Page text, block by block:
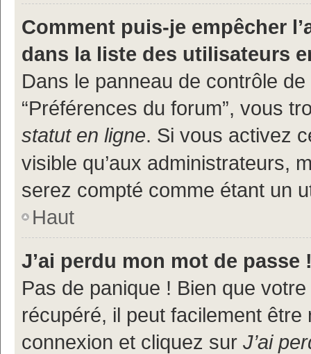
Comment puis-je empêcher
dans la liste des utilisateurs
Dans le panneau de contrôle
“Préférences du forum”, vous
statut en ligne. Si vous activez
visible qu’aux administrateurs,
serez compté comme étant un
Haut
J’ai perdu mon mot de passe
Pas de panique ! Bien que
récupéré, il peut facilement
connexion et cliquez sur J’ai